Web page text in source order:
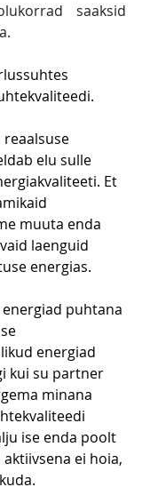
saaksid
reaalsuse
elu sulle
Et
muuta enda
laenguid
energias.
puhtana
energiad
kui su partner
minana
ise enda poolt
ei hoia,